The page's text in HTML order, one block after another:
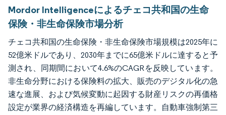
Mordor Intelligenceによるチェコ共和国の生命
保険・非生命保険市場分析
チェコ共和国の生命保険・非生命保険市場規模は2025年に
52億米ドルであり、2030年までに65億米ドルに達すると予
測され、同期間において4.6%のCAGRを反映しています。
非生命分野における保険料の拡大、販売のデジタル化の急
速な進展、および気候変動に起因する財産リスクの再価格
設定が業界の経済構造を再編しています。自動車強制第三